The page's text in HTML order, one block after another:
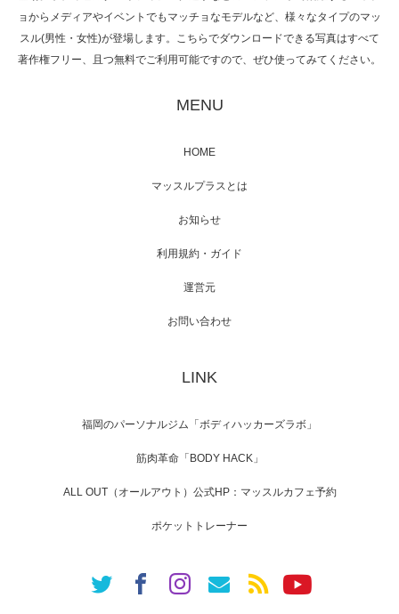
映画「メカバース」舞台挨拶へマッスルプラ
【TV】NHK BS「COOL JAPAN 」にてマッス
「ねとらぼ」さんに…
ョからメディアやイベントでもマッチョなモデルなど、様々なタイプのマッ
スル(男性・女性)が登場します。こちらでダウンロードできる写真はすべて
著作権フリー、且つ無料でご利用可能ですので、ぜひ使ってみてください。
MENU
HOME
マッスルプラスとは
お知らせ
利用規約・ガイド
運営元
お問い合わせ
LINK
福岡のパーソナルジム「ボディハッカーズラボ」
筋肉革命「BODY HACK」
ALL OUT（オールアウト）公式HP：マッスルカフェ予約
ポケットトレーナー